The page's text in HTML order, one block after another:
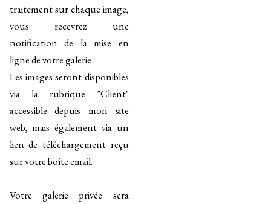
traitement sur chaque image,
vous recevrez une
notification de la mise en
ligne de votre galerie :
Les images seront disponibles
via la rubrique "Client"
accessible depuis mon site
web, mais également via un
lien de téléchargement reçu
sur votre boîte email.
Votre galerie privée sera